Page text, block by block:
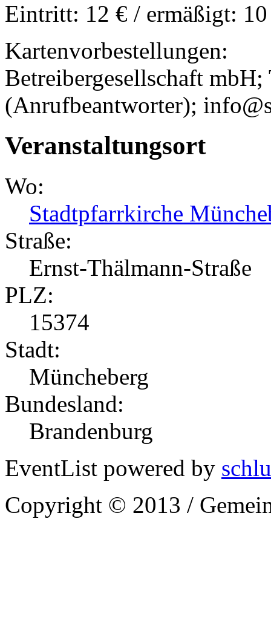
Eintritt: 12 € / ermäßigt:
Kartenvorbestellungen:
Betreibergesellschaft
(Anrufbeantworter);
Veranstaltungsort
Wo:
Stadtpfarrkirche
Straße:
Ernst-Thälmann-Straße
PLZ:
15374
Stadt:
Müncheberg
Bundesland:
Brandenburg
EventList powered by
Copyright © 2013 /